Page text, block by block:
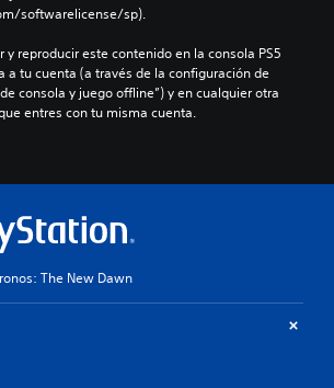
softwarelicense/sp).
y reproducir este contenido en la consola PS5
a tu cuenta (a través de la configuración de
consola y juego offline”) y en cualquier otra
entres con tu misma cuenta.
The New Dawn